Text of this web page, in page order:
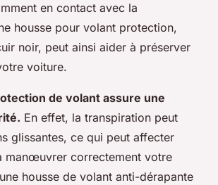
en contact avec la
housse pour volant protection,
noir, peut ainsi aider à préserver
voiture.
de volant assure une
En effet, la transpiration peut
glissantes, ce qui peut affecter
manœuvrer correctement votre
housse de volant anti-dérapante